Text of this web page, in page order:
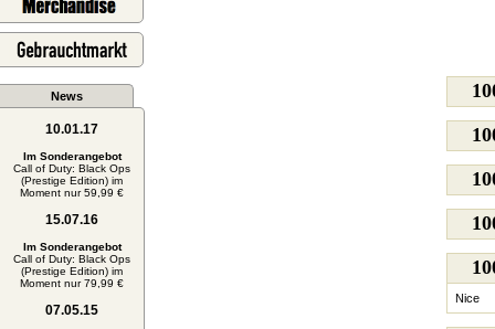
News
10.01.17
Im Sonderangebot
Call of Duty: Black Ops
(Prestige Edition) im
Moment nur 59,99 €
15.07.16
Im Sonderangebot
Call of Duty: Black Ops
(Prestige Edition) im
Moment nur 79,99 €
07.05.15
Nice